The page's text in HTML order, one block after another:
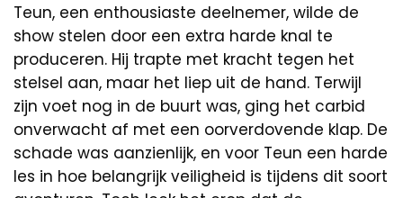
Teun, een enthousiaste deelnemer, wilde de
show stelen door een extra harde knal te
produceren. Hij trapte met kracht tegen het
stelsel aan, maar het liep uit de hand. Terwijl
zijn voet nog in de buurt was, ging het carbid
onverwacht af met een oorverdovende klap. De
schade was aanzienlijk, en voor Teun een harde
les in hoe belangrijk veiligheid is tijdens dit soort